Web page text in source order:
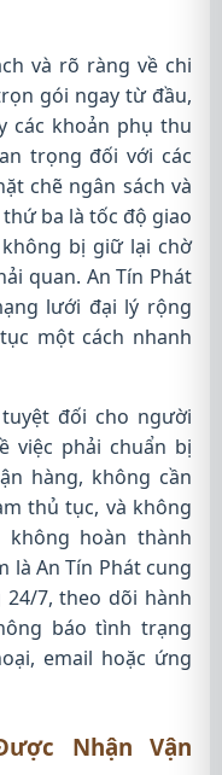
và rõ ràng về chi
gói ngay từ đầu,
các khoản phụ thu
trọng đối với các
chẽ ngân sách và
ba là tốc độ giao
bị giữ lại chờ
quan. An Tín Phát
lưới đại lý rộng
một cách nhanh
đối cho người
việc phải chuẩn bị
hàng, không cần
thủ tục, và không
hoàn thành
là An Tín Phát cung
7, theo dõi hành
báo tình trạng
email hoặc ứng
Nhận Vận